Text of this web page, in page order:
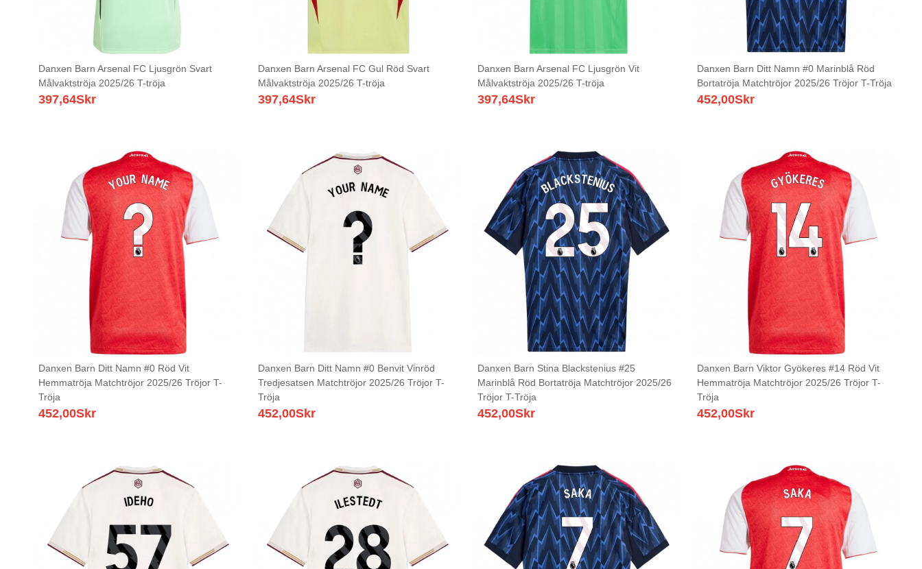
Danxen Barn Arsenal FC Ljusgrön Svart
Målvaktströja 2025/26 T-tröja
397,64Skr
Danxen Barn Arsenal FC Gul Röd Svart
Målvaktströja 2025/26 T-tröja
397,64Skr
Danxen Barn Arsenal FC Ljusgrön Vit
Målvaktströja 2025/26 T-tröja
397,64Skr
Danxen Barn Ditt Namn #0 Marinblå Röd
Bortatröja Matchtröjor 2025/26 Tröjor T-Tröja
452,00Skr
Danxen Barn Ditt Namn #0 Röd Vit
Hemmatröja Matchtröjor 2025/26 Tröjor T-
Tröja
452,00Skr
Danxen Barn Ditt Namn #0 Benvit Vinröd
Tredjesatsen Matchtröjor 2025/26 Tröjor T-
Tröja
452,00Skr
Danxen Barn Stina Blackstenius #25
Marinblå Röd Bortatröja Matchtröjor 2025/26
Tröjor T-Tröja
452,00Skr
Danxen Barn Viktor Gyökeres #14 Röd Vit
Hemmatröja Matchtröjor 2025/26 Tröjor T-
Tröja
452,00Skr